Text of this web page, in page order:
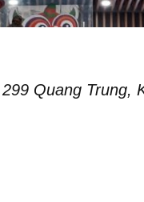
Quang Trung,